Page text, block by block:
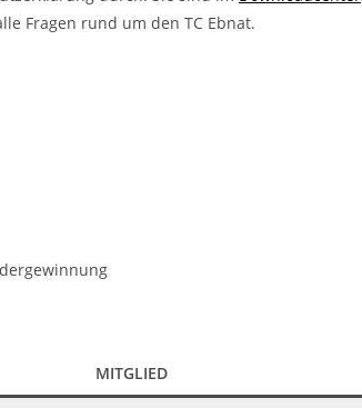
Fragen rund um den TC Ebnat.
MITGLIED